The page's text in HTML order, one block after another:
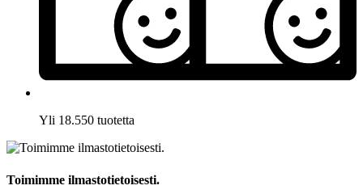
Yli 18.550 tuotetta
Toimimme ilmastotietoisesti.